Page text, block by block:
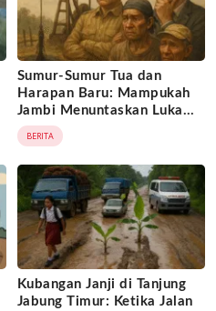
Sumur-Sumur Tua dan
Harapan Baru: Mampukah
Jambi Menuntaskan Luka
Lama?
BERITA
Kubangan Janji di Tanjung
Jabung Timur: Ketika Jalan